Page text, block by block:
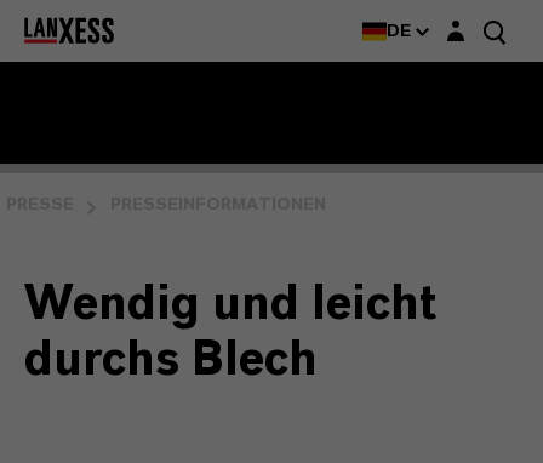
DE Login-Maske
Wendig und leicht
durchs Blech